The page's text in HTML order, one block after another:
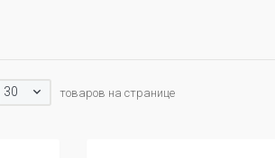
30 товаров на странице